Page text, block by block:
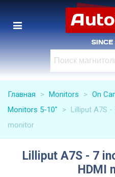
Главная > Monitors > On
Monitors 5-10″
> Lilliput A7S -
monitor
Lilliput A7S - 7
HDMI